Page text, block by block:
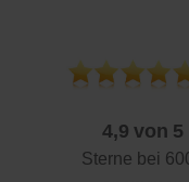
4,9 von 5
Sterne bei